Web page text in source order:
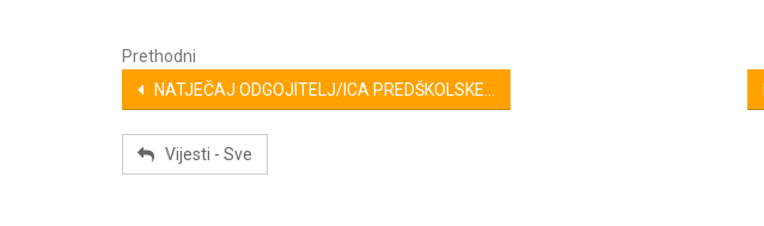
Prethodni
NATJEČAJ ODGOJITELJ/ICA PREDŠKOLSKE...
Vijesti - Sve